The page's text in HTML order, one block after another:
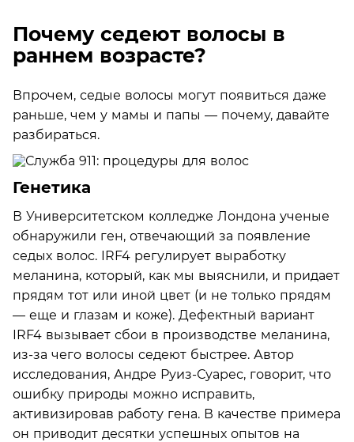
Почему седеют волосы в
раннем возрасте?
Впрочем, седые волосы могут появиться даже
раньше, чем у мамы и папы — почему, давайте
разбираться.
Генетика
В Университетском колледже Лондона ученые
обнаружили ген, отвечающий за появление
седых волос. IRF4 регулирует выработку
меланина, который, как мы выяснили, и придает
прядям тот или иной цвет (и не только прядям
— еще и глазам и коже). Дефектный вариант
IRF4 вызывает сбои в производстве меланина,
из-за чего волосы седеют быстрее. Автор
исследования, Андре Руиз-Суарес, говорит, что
ошибку природы можно исправить,
активизировав работу гена. В качестве примера
он приводит десятки успешных опытов на